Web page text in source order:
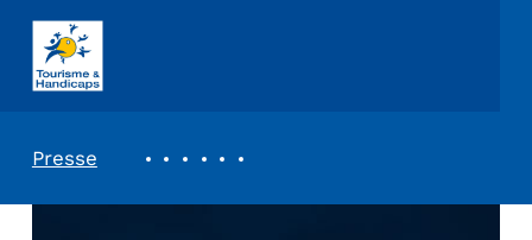
ASSOCIATION TOURISME ET HANDICAPS
Presse